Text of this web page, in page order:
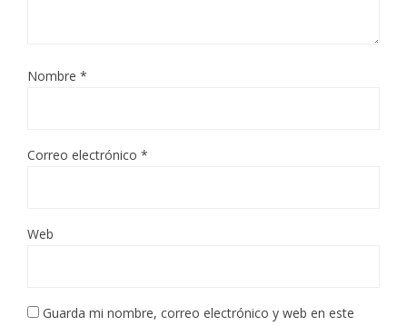
Nombre *
Correo electrónico *
Web
Guarda mi nombre, correo electrónico y web en este